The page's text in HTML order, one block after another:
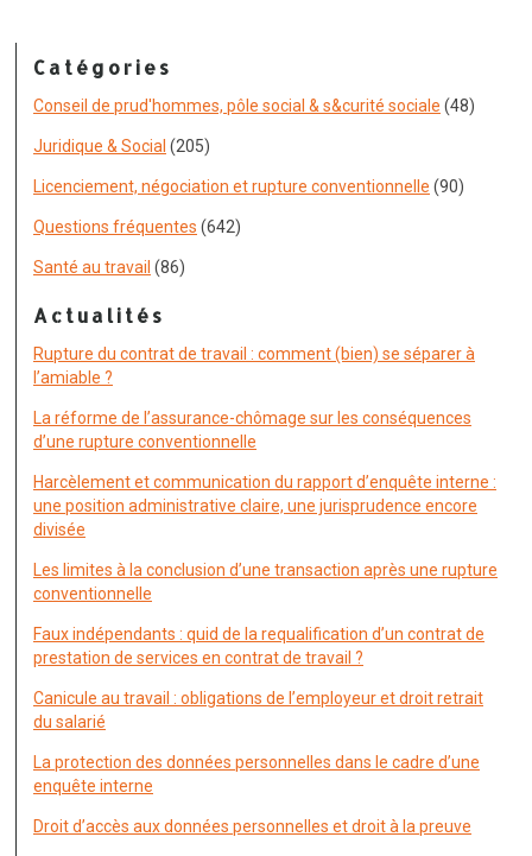
Catégories
Conseil de prud'hommes, pôle social & s&curité sociale (48)
Juridique & Social (205)
Licenciement, négociation et rupture conventionnelle (90)
Questions fréquentes (642)
Santé au travail (86)
Actualités
Rupture du contrat de travail : comment (bien) se séparer à
l’amiable ?
La réforme de l’assurance-chômage sur les conséquences
d’une rupture conventionnelle
Harcèlement et communication du rapport d’enquête interne :
une position administrative claire, une jurisprudence encore
divisée
Les limites à la conclusion d’une transaction après une rupture
conventionnelle
Faux indépendants : quid de la requalification d’un contrat de
prestation de services en contrat de travail ?
Canicule au travail : obligations de l’employeur et droit retrait
du salarié
La protection des données personnelles dans le cadre d’une
enquête interne
Droit d’accès aux données personnelles et droit à la preuve